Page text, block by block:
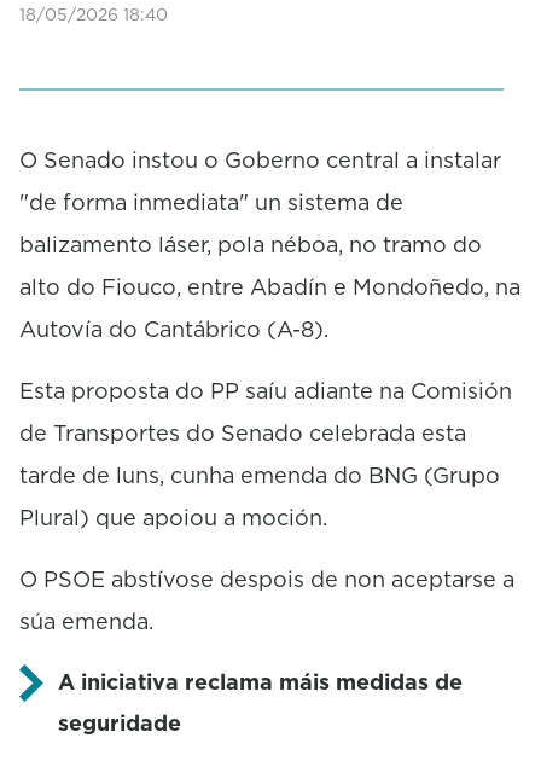
18/05/2026 18:40
O Senado instou o Goberno central a instalar
"de forma inmediata" un sistema de
balizamento láser, pola néboa, no tramo do
alto do Fiouco, entre Abadín e Mondoñedo, na
Autovía do Cantábrico (A-8).
Esta proposta do PP saíu adiante na Comisión
de Transportes do Senado celebrada esta
tarde de luns, cunha emenda do BNG (Grupo
Plural) que apoiou a moción.
O PSOE abstívose despois de non aceptarse a
súa emenda.
A iniciativa reclama máis medidas de
seguridade